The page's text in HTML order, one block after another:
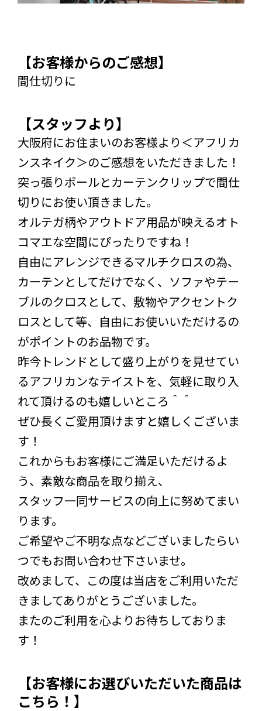
【お客様からのご感想】
間仕切りに
【スタッフより】
大阪府にお住まいのお客様より＜アフリカ
ンスネイク＞のご感想をいただきました！
突っ張りポールとカーテンクリップで間仕
切りにお使い頂きました。
オルテガ柄やアウトドア用品が映えるオト
コマエな空間にぴったりですね！
自由にアレンジできるマルチクロスの為、
カーテンとしてだけでなく、ソファやテー
ブルのクロスとして、敷物やアクセントク
ロスとして等、自由にお使いいただけるの
がポイントのお品物です。
昨今トレンドとして盛り上がりを見せてい
るアフリカンなテイストを、気軽に取り入
れて頂けるのも嬉しいところ＾＾
ぜひ長くご愛用頂けますと嬉しくございま
す！
これからもお客様にご満足いただけるよ
う、素敵な商品を取り揃え、
スタッフ一同サービスの向上に努めてまい
ります。
ご希望やご不明な点などございましたらい
つでもお問い合わせ下さいませ。
改めまして、この度は当店をご利用いただ
きましてありがとうございました。
またのご利用を心よりお待ちしておりま
す！
【お客様にお選びいただいた商品は
こちら！】